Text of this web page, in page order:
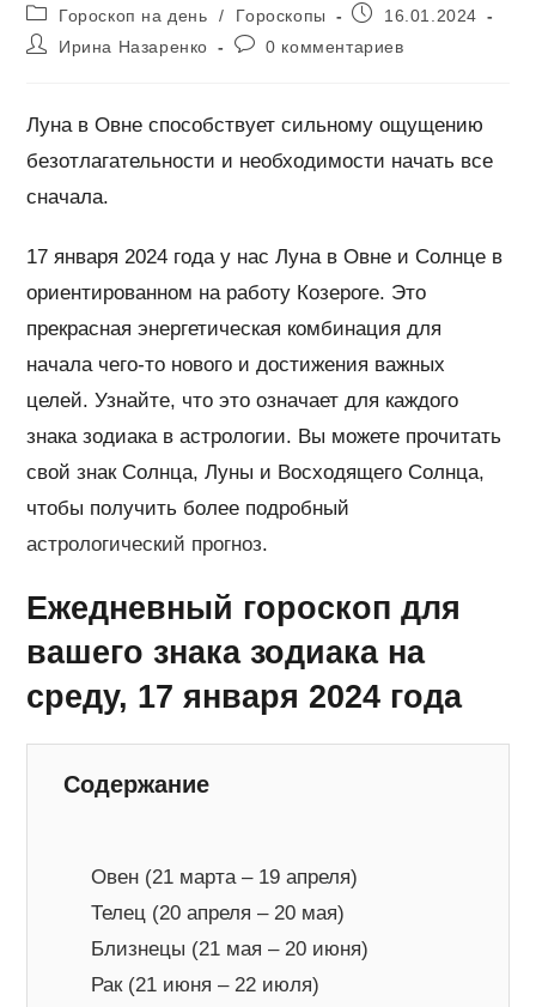
Рубрика
записи:
Гороскоп на день / Гороскопы
Запись16.01.2024
АвторИрина Назаренко
Комментарии
0 комментариев
Луна в Овне способствует сильному ощущению
безотлагательности и необходимости начать все
сначала.
17 января 2024 года у нас Луна в Овне и Солнце в
ориентированном на работу Козероге. Это
прекрасная энергетическая комбинация для
начала чего-то нового и достижения важных
целей. Узнайте, что это означает для каждого
знака зодиака в астрологии. Вы можете прочитать
свой знак Солнца, Луны и Восходящего Солнца,
чтобы получить более подробный
астрологический прогноз.
Ежедневный гороскоп для
вашего знака зодиака на
среду, 17 января 2024 года
Содержание
Овен (21 марта – 19 апреля)
Телец (20 апреля – 20 мая)
Близнецы (21 мая – 20 июня)
Рак (21 июня – 22 июля)